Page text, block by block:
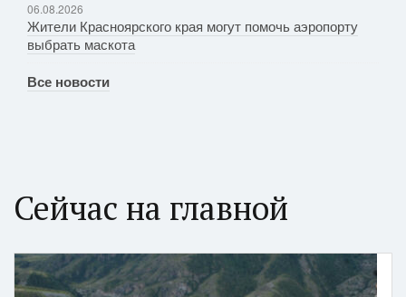
06.08.2026
Жители Красноярского края могут помочь аэропорту
выбрать маскота
Все новости
Сейчас на главной